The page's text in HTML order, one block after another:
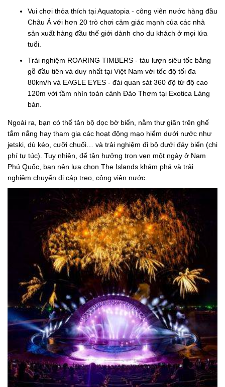
Vui chơi thỏa thích tại Aquatopia - công viên nước hàng đầu
Châu Á với hơn 20 trò chơi cảm giác mạnh của các nhà
sản xuất hàng đầu thế giới dành cho du khách ở mọi lứa
tuổi.
Trải nghiệm ROARING TIMBERS - tàu lượn siêu tốc bằng
gỗ đầu tiên và duy nhất tại Việt Nam với tốc độ tối đa
80km/h và EAGLE EYES - đài quan sát 360 độ từ độ cao
120m với tầm nhìn toàn cảnh Đảo Thơm tại Exotica Làng
bản.
Ngoài ra, bạn có thể tản bộ dọc bờ biển, nằm thư giãn trên ghế
tắm nắng hay tham gia các hoạt động mạo hiểm dưới nước như
jetski, dù kéo, cưỡi chuối… và trải nghiệm đi bộ dưới đáy biển (chi
phí tự túc). Tuy nhiên, để tận hưởng trọn vẹn một ngày ở Nam
Phú Quốc, bạn nên lựa chọn The Islands khám phá và trải
nghiệm chuyến đi cáp treo, công viên nước.